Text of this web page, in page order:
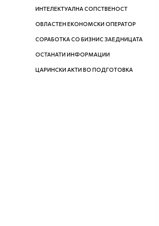
ИНТЕЛЕКТУАЛНА СОПСТВЕНОСТ
ОВЛАСТЕН ЕКОНОМСКИ ОПЕРАТОР
СОРАБОТКА СО БИЗНИС ЗАЕДНИЦАТА
ОСТАНАТИ ИНФОРМАЦИИ
ЦАРИНСКИ АКТИ ВО ПОДГОТОВКА